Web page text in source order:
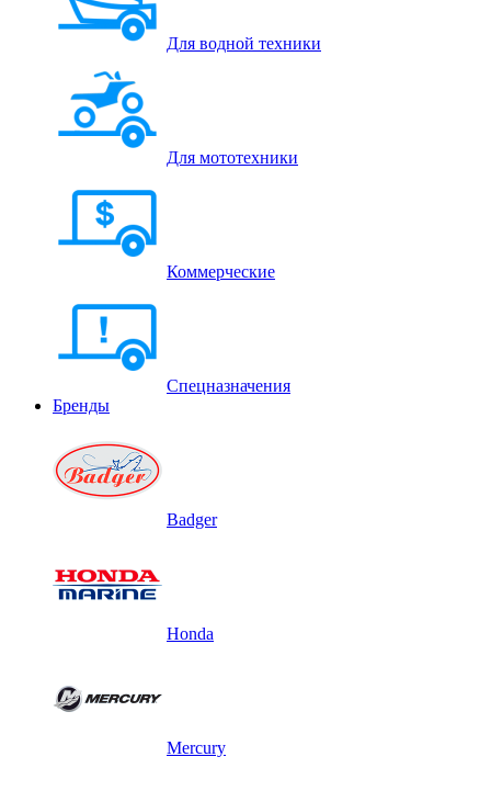
Для водной техники
Для мототехники
Коммерческие
Спецназначения
Бренды
Badger
Honda
Mercury